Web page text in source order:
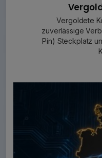
Vergoldete
zuverlässige
Pin) Steckplatz